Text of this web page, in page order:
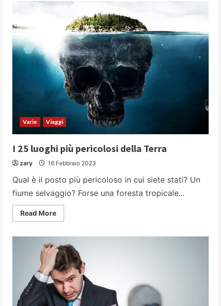
il
sempre
così
male?
Dipende…
Varie Viaggi
I 25 luoghi più pericolosi della Terra
zary 16 Febbraio 2023
Qual è il posto più pericoloso in cui siete stati? Un
fiume selvaggio? Forse una foresta tropicale...
Read MoreRead
more
luoghi
più
pericolosi
della
Terra